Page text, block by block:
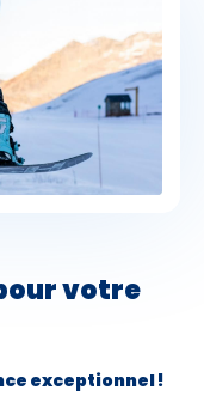
votre
exceptionnel !